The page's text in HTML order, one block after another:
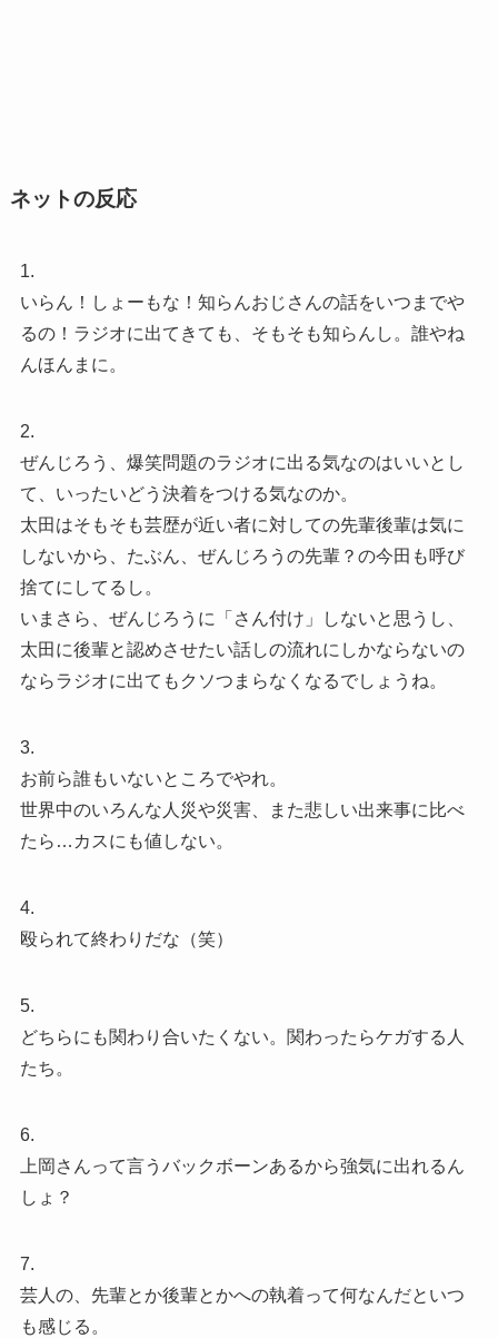
ネットの反応
1.
いらん！しょーもな！知らんおじさんの話をいつまでや
るの！ラジオに出てきても、そもそも知らんし。誰やね
んほんまに。
2.
ぜんじろう、爆笑問題のラジオに出る気なのはいいとし
て、いったいどう決着をつける気なのか。
太田はそもそも芸歴が近い者に対しての先輩後輩は気に
しないから、たぶん、ぜんじろうの先輩？の今田も呼び
捨てにしてるし。
いまさら、ぜんじろうに「さん付け」しないと思うし、
太田に後輩と認めさせたい話しの流れにしかならないの
ならラジオに出てもクソつまらなくなるでしょうね。
3.
お前ら誰もいないところでやれ。
世界中のいろんな人災や災害、また悲しい出来事に比べ
たら…カスにも値しない。
4.
殴られて終わりだな（笑）
5.
どちらにも関わり合いたくない。関わったらケガする人
たち。
6.
上岡さんって言うバックボーンあるから強気に出れるん
しょ？
7.
芸人の、先輩とか後輩とかへの執着って何なんだといつ
も感じる。